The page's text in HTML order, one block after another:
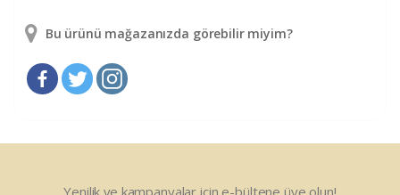
Bu ürünü mağazanızda görebilir miyim?
Yenilik ve kampanyalar için e-bültene üye olun!